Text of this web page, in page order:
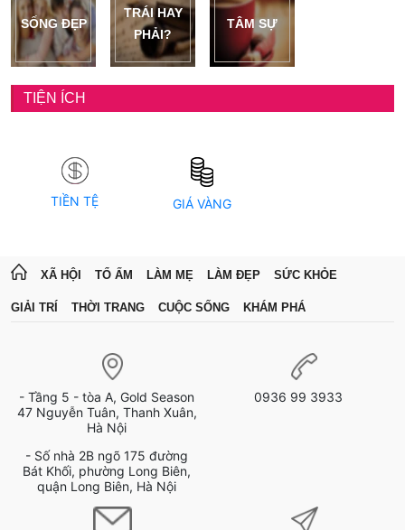
SỐNG ĐẸP
TRÁI HAY
PHẢI?
TÂM SỰ
TIỆN ÍCH
TIỀN TỆ GIÁ VÀNG
XÃ HỘI TỔ ẤM LÀM MẸ LÀM ĐẸP SỨC KHỎE
GIẢI TRÍ THỜI TRANG CUỘC SỐNG KHÁM PHÁ
- Tầng 5 - tòa A, Gold Season
47 Nguyễn Tuân, Thanh Xuân,
Hà Nội
- Số nhà 2B ngõ 175 đường
Bát Khối, phường Long Biên,
quận Long Biên, Hà Nội
0936 99 3933